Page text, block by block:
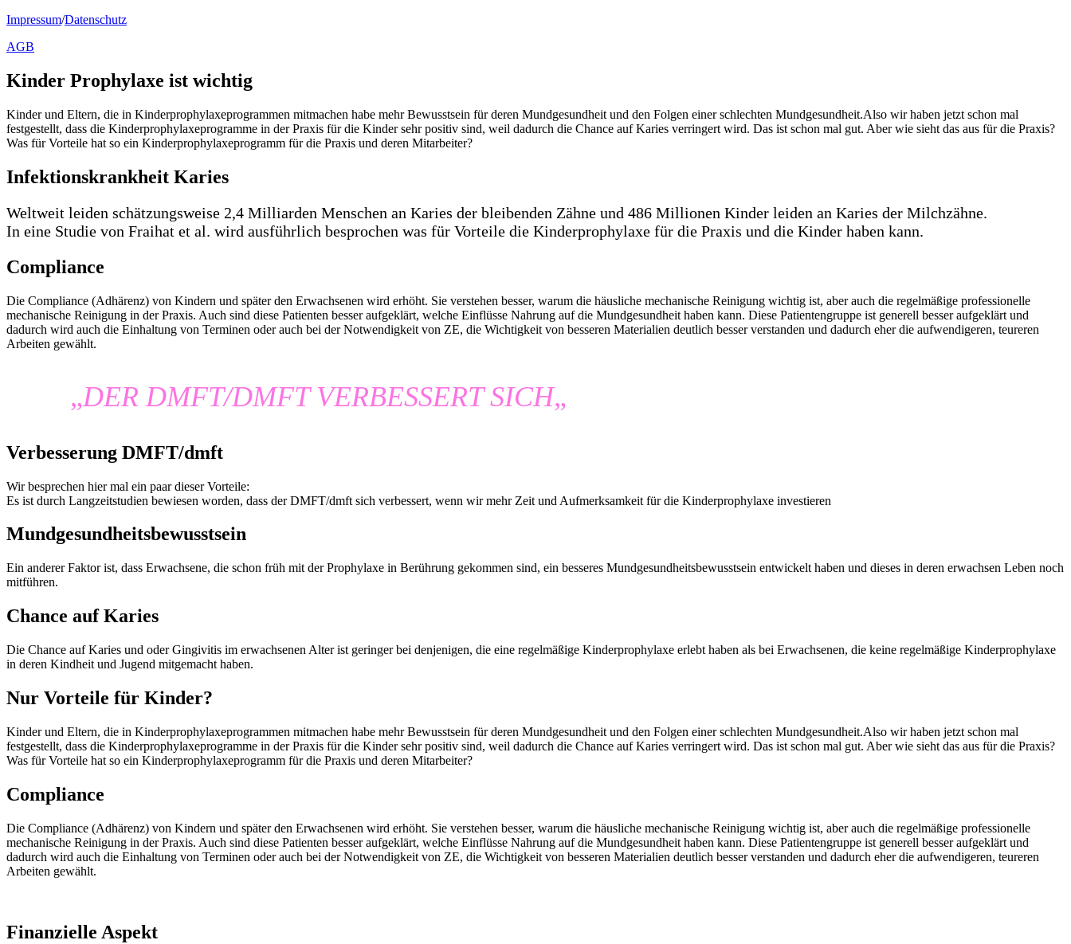
Impressum/Datenschutz
AGB
Kinder Prophylaxe ist wichtig
Kinder und Eltern, die in Kinderprophylaxeprogrammen mitmachen habe mehr Bewusstsein für deren Mundgesundheit und den Folgen einer schlechten Mundgesundheit.Also wir haben jetzt schon mal
festgestellt, dass die Kinderprophylaxeprogramme in der Praxis für die Kinder sehr positiv sind, weil dadurch die Chance auf Karies verringert wird. Das ist schon mal gut. Aber wie sieht das aus für die Praxis?
Was für Vorteile hat so ein Kinderprophylaxeprogramm für die Praxis und deren Mitarbeiter?
Infektionskrankheit Karies
Weltweit leiden schätzungsweise 2,4 Milliarden Menschen an Karies der bleibenden Zähne und 486 Millionen Kinder leiden an Karies der Milchzähne.
In eine Studie von Fraihat et al. wird ausführlich besprochen was für Vorteile die Kinderprophylaxe für die Praxis und die Kinder haben kann.
Compliance
Die Compliance (Adhärenz) von Kindern und später den Erwachsenen wird erhöht. Sie verstehen besser, warum die häusliche mechanische Reinigung wichtig ist, aber auch die regelmäßige professionelle
mechanische Reinigung in der Praxis. Auch sind diese Patienten besser aufgeklärt, welche Einflüsse Nahrung auf die Mundgesundheit haben kann. Diese Patientengruppe ist generell besser aufgeklärt und
dadurch wird auch die Einhaltung von Terminen oder auch bei der Notwendigkeit von ZE, die Wichtigkeit von besseren Materialien deutlich besser verstanden und dadurch eher die aufwendigeren, teureren
Arbeiten gewählt.
„DER DMFT/DMFT VERBESSERT SICH„
Verbesserung DMFT/dmft
Wir besprechen hier mal ein paar dieser Vorteile:
Es ist durch Langzeitstudien bewiesen worden, dass der DMFT/dmft sich verbessert, wenn wir mehr Zeit und Aufmerksamkeit für die Kinderprophylaxe investieren
Mundgesundheitsbewusstsein
Ein anderer Faktor ist, dass Erwachsene, die schon früh mit der Prophylaxe in Berührung gekommen sind, ein besseres Mundgesundheitsbewusstsein entwickelt haben und dieses in deren erwachsen Leben noch
mitführen.
Chance auf Karies
Die Chance auf Karies und oder Gingivitis im erwachsenen Alter ist geringer bei denjenigen, die eine regelmäßige Kinderprophylaxe erlebt haben als bei Erwachsenen, die keine regelmäßige Kinderprophylaxe
in deren Kindheit und Jugend mitgemacht haben.
Nur Vorteile für Kinder?
Kinder und Eltern, die in Kinderprophylaxeprogrammen mitmachen habe mehr Bewusstsein für deren Mundgesundheit und den Folgen einer schlechten Mundgesundheit.Also wir haben jetzt schon mal
festgestellt, dass die Kinderprophylaxeprogramme in der Praxis für die Kinder sehr positiv sind, weil dadurch die Chance auf Karies verringert wird. Das ist schon mal gut. Aber wie sieht das aus für die Praxis?
Was für Vorteile hat so ein Kinderprophylaxeprogramm für die Praxis und deren Mitarbeiter?
Compliance
Die Compliance (Adhärenz) von Kindern und später den Erwachsenen wird erhöht. Sie verstehen besser, warum die häusliche mechanische Reinigung wichtig ist, aber auch die regelmäßige professionelle
mechanische Reinigung in der Praxis. Auch sind diese Patienten besser aufgeklärt, welche Einflüsse Nahrung auf die Mundgesundheit haben kann. Diese Patientengruppe ist generell besser aufgeklärt und
dadurch wird auch die Einhaltung von Terminen oder auch bei der Notwendigkeit von ZE, die Wichtigkeit von besseren Materialien deutlich besser verstanden und dadurch eher die aufwendigeren, teureren
Arbeiten gewählt.
Finanzielle Aspekt